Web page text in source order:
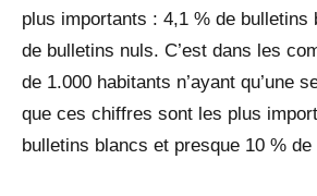
plus importants : 4,1 % de bulletins
de bulletins nuls. C’est dans les
de 1.000 habitants n’ayant qu’une
que ces chiffres sont les plus
bulletins blancs et presque 10 %